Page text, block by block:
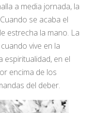
a media jornada, la
se acaba el
estrecha la mano. La
vive en la
espiritualidad, en el
encima de los
del deber.